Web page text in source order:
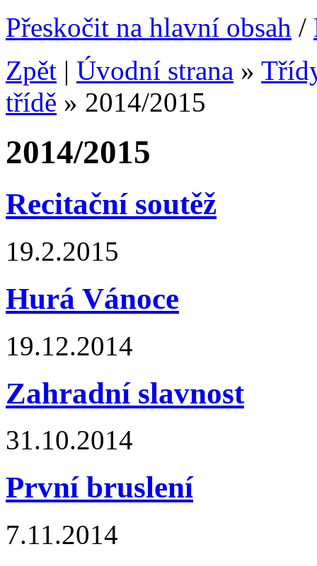
Přeskočit na hlavní obsah /
Zpět | Úvodní strana »
třídě » 2014/2015
2014/2015
Recitační soutěž
19.2.2015
Hurá Vánoce
19.12.2014
Zahradní slavnost
31.10.2014
První bruslení
7.11.2014